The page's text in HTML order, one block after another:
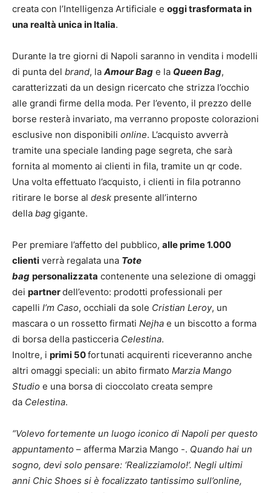
creata con l’Intelligenza Artificiale e oggi trasformata in
una realtà unica in Italia.
Durante la tre giorni di Napoli saranno in vendita i modelli
di punta del brand, la Amour Bag e la Queen Bag,
caratterizzati da un design ricercato che strizza l’occhio
alle grandi firme della moda. Per l’evento, il prezzo delle
borse resterà invariato, ma verranno proposte colorazioni
esclusive non disponibili online. L’acquisto avverrà
tramite una speciale landing page segreta, che sarà
fornita al momento ai clienti in fila, tramite un qr code.
Una volta effettuato l’acquisto, i clienti in fila potranno
ritirare le borse al desk presente all’interno
della bag gigante.
Per premiare l’affetto del pubblico, alle prime 1.000
clienti verrà regalata una Tote
bag personalizzata contenente una selezione di omaggi
dei partnerdell’evento: prodotti professionali per
capelli I’m Caso, occhiali da sole Cristian Leroy, un
mascara o un rossetto firmati Nejha e un biscotto a forma
di borsa della pasticceria Celestina.
Inoltre, i primi 50fortunati acquirenti riceveranno anche
altri omaggi speciali: un abito firmato Marzia Mango
Studio e una borsa di cioccolato creata sempre
da Celestina.
“Volevo fortemente un luogo iconico di Napoli per questo
appuntamento – afferma Marzia Mango -. Quando hai un
sogno, devi solo pensare: ‘Realizziamolo!’. Negli ultimi
anni Chic Shoes si è focalizzato tantissimo sull’online,